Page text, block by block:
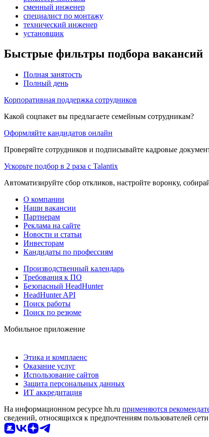
сменный инженер
специалист по монтажу
технический инженер
установщик
Быстрые фильтры подбора вакансий
Полная занятость
Полный день
Корпоративная поддержка сотрудников
Какой соцпакет вы предлагаете семейным сотрудникам?
Оформляйте кандидатов онлайн
Проверяйте сотрудников и подписывайте кадровые
Ускорьте подбор в 2 раза с Talantix
Автоматизируйте сбор откликов, настройте воронку,
О компании
Наши вакансии
Партнерам
Реклама на сайте
Новости и статьи
Инвесторам
Кандидаты по профессиям
Производственный календарь
Требования к ПО
Безопасный HeadHunter
HeadHunter API
Поиск работы
Поиск по резюме
Мобильное приложение
Этика и комплаенс
Оказание услуг
Использование сайтов
Защита персональных данных
ИТ аккредитация
На информационном ресурсе hh.ru применяются
сведений, относящихся к предпочтениям пользователей